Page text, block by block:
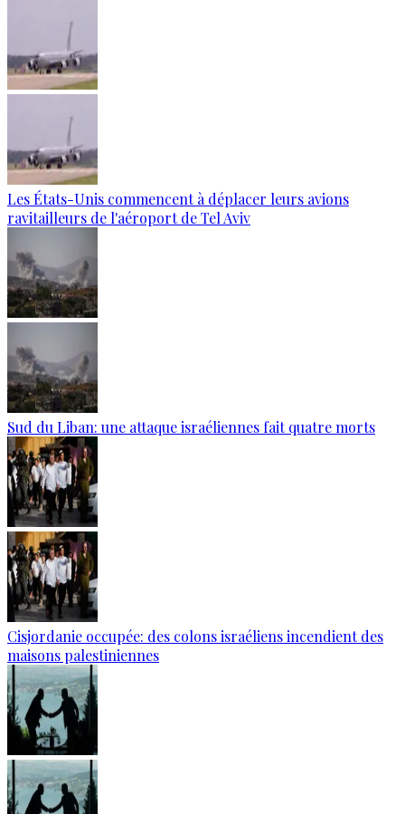
Les États-Unis commencent à déplacer leurs avions
ravitailleurs de l'aéroport de Tel Aviv
Sud du Liban: une attaque israéliennes fait quatre morts
Cisjordanie occupée: des colons israéliens incendient des
maisons palestiniennes